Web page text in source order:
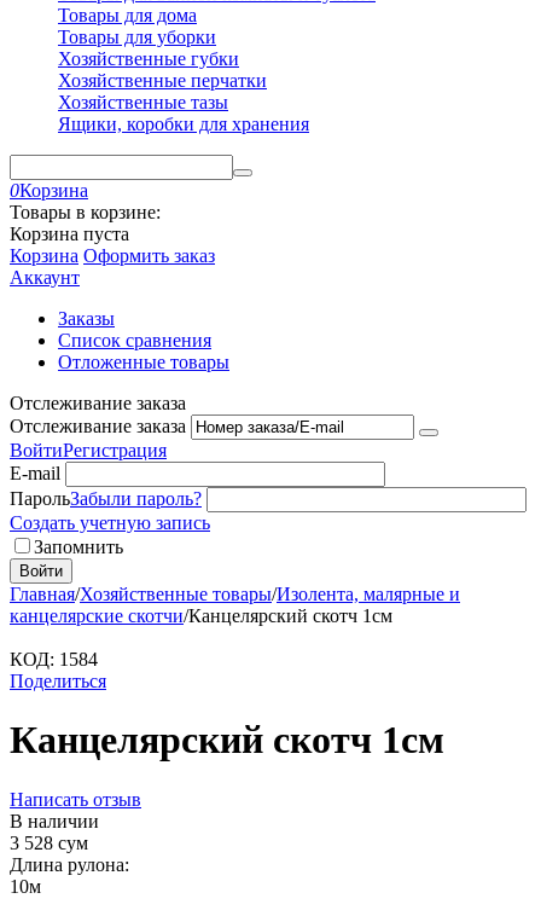
Товары для дома
Товары для уборки
Хозяйственные губки
Хозяйственные перчатки
Хозяйственные тазы
Ящики, коробки для хранения
0Корзина
Товары в корзине:
Корзина пуста
Корзина Оформить заказ
Аккаунт
Заказы
Список сравнения
Отложенные товары
Отслеживание заказа
Отслеживание заказа
ВойтиРегистрация
E-mail
ПарольЗабыли пароль?
Создать учетную запись
Запомнить
Войти
Главная/Хозяйственные товары/Изолента, малярные и
канцелярские скотчи/Канцелярский скотч 1см
КОД: 1584
Поделиться
Канцелярский скотч 1см
Написать отзыв
В наличии
3 528 сум
Длина рулона:
10м